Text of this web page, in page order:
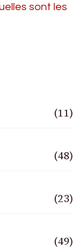
sont les
(11)
(48)
(23)
(49)